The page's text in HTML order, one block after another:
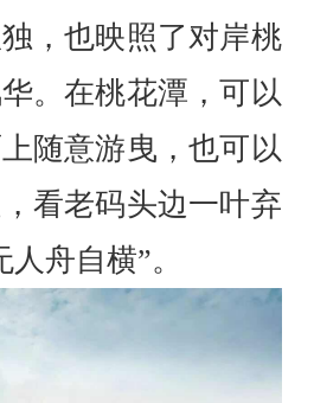
，也映照了对岸桃
。在桃花潭，可以
随意游曳，也可以
看老码头边一叶弃
舟自横”。